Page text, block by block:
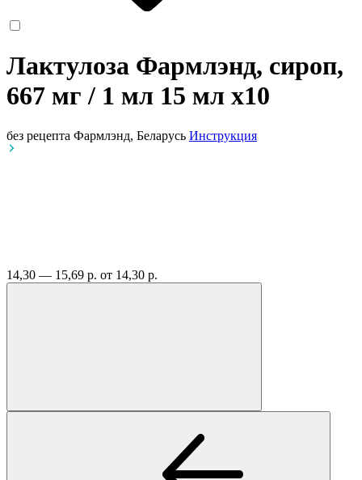
Лактулоза Фармлэнд, сироп,
667 мг / 1 мл 15 мл x10
без рецепта Фармлэнд, Беларусь Инструкция
14,30 — 15,69 р. от 14,30 р.